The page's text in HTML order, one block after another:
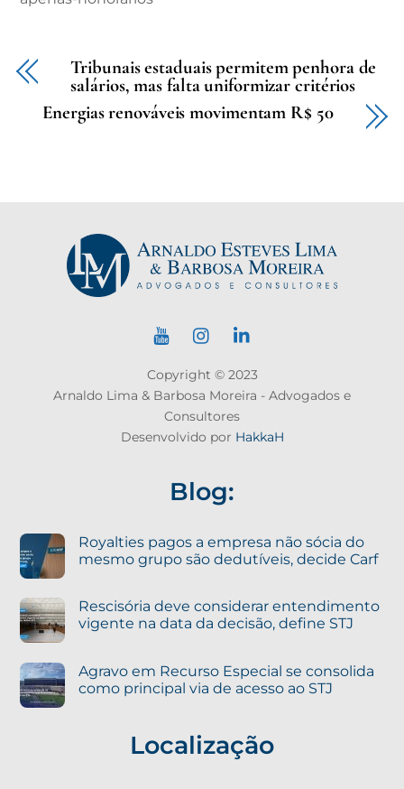
Tribunais estaduais permitem penhora de
salários, mas falta uniformizar critérios
Energias renováveis movimentam R$ 50
Copyright © 2023
Arnaldo Lima & Barbosa Moreira - Advogados e
Consultores
Desenvolvido por HakkaH
Blog:
Royalties pagos a empresa não sócia do
mesmo grupo são dedutíveis, decide Carf
Rescisória deve considerar entendimento
vigente na data da decisão, define STJ
Agravo em Recurso Especial se consolida
como principal via de acesso ao STJ
Localização